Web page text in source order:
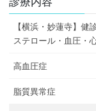
【横浜・妙蓮寺】健
ステロール・血圧・
高血圧症
脂質異常症